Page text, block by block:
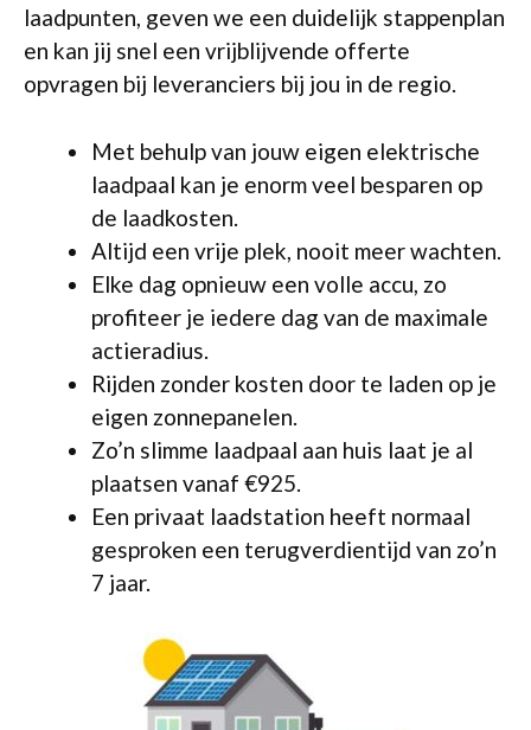
laadpunten, geven we een duidelijk stappenplan
en kan jij snel een vrijblijvende offerte
opvragen bij leveranciers bij jou in de regio.
Met behulp van jouw eigen elektrische
laadpaal kan je enorm veel besparen op
de laadkosten.
Altijd een vrije plek, nooit meer wachten.
Elke dag opnieuw een volle accu, zo
profiteer je iedere dag van de maximale
actieradius.
Rijden zonder kosten door te laden op je
eigen zonnepanelen.
Zo’n slimme laadpaal aan huis laat je al
plaatsen vanaf €925.
Een privaat laadstation heeft normaal
gesproken een terugverdientijd van zo’n
7 jaar.